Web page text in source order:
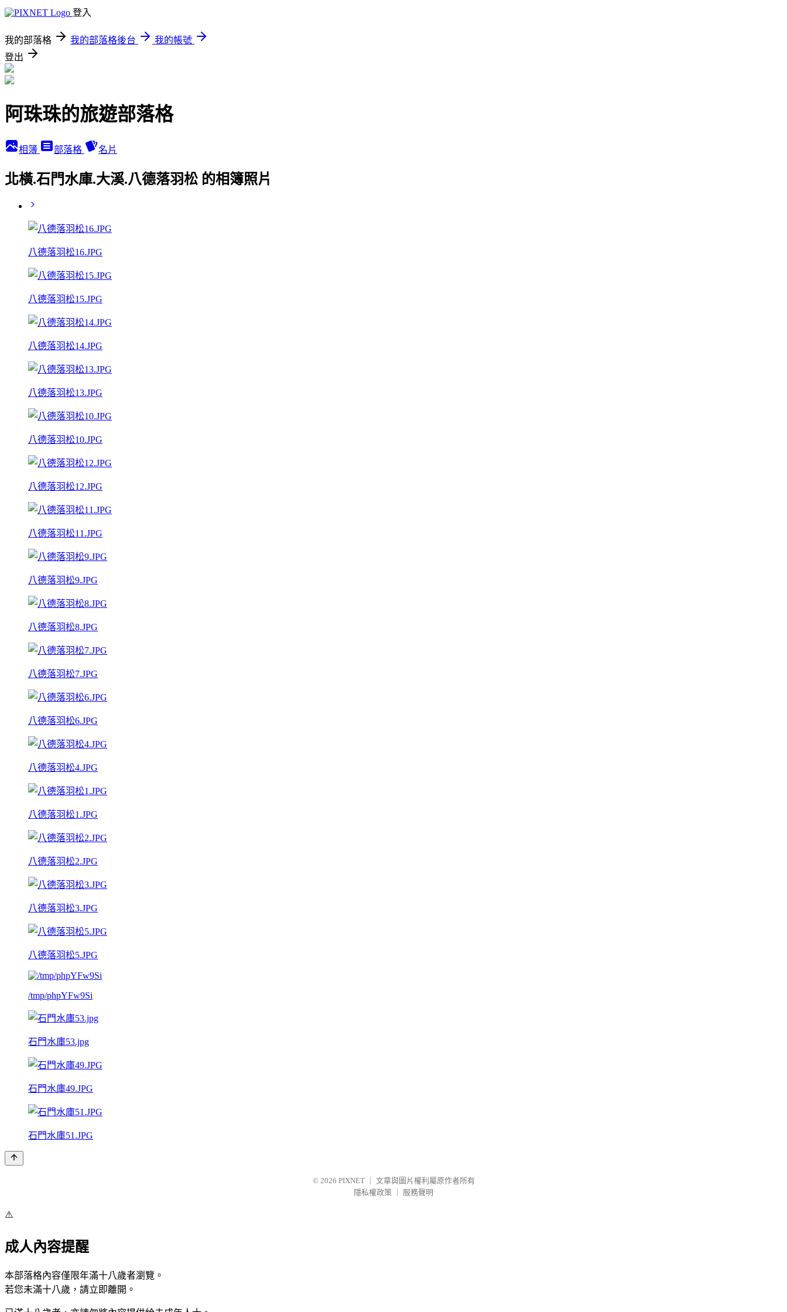
登入
我的部落格 我的部落格後台
我的帳號
登出
阿珠珠的旅遊部落格
相簿 部落格 名片
北橫.石門水庫.大溪.八德落羽松 的相簿照片
八德落羽松16.JPG
八德落羽松15.JPG
八德落羽松14.JPG
八德落羽松13.JPG
八德落羽松10.JPG
八德落羽松12.JPG
八德落羽松11.JPG
八德落羽松9.JPG
八德落羽松8.JPG
八德落羽松7.JPG
八德落羽松6.JPG
八德落羽松4.JPG
八德落羽松1.JPG
八德落羽松2.JPG
八德落羽松3.JPG
八德落羽松5.JPG
/tmp/phpYFw9Si
石門水庫53.jpg
石門水庫49.JPG
石門水庫51.JPG
© 2026 PIXNET
文章與圖片權利屬原作者所有
隱私權政策
服務聲明
⚠️
成人內容提醒
本部落格內容僅限年滿十八歲者瀏覽。
若您未滿十八歲，請立即離開。